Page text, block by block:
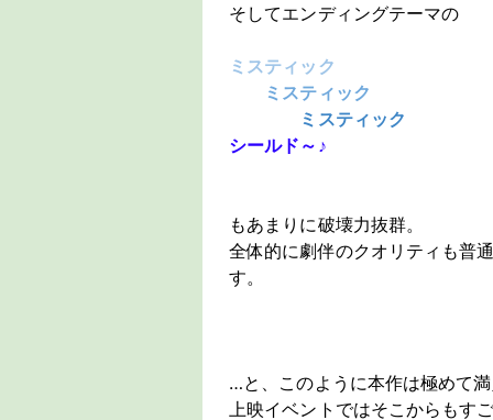
そしてエンディングテーマの
ミスティック
ミスティック
ミスティック
シールド～♪
もあまりに破壊力抜群。
全体的に劇伴のクオリティも普
す。
…と、このように本作は極めて
上映イベントではそこからもす